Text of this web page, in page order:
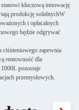
kluczową innowację
produkcję solidnychW
i opłacalnych
będzie odgrywać
zapewnia
rentowność dla
pozostaje
przemysłowych.